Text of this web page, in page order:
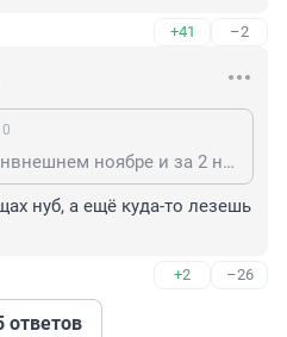
+41 –2
Погугли инфляцию в нвнешнем ноябре и за 2 недели декабря, безо всяких сложных процентов, уже гиперок.
нуб, а ещё куда-то лезешь
+2 –26
ответов